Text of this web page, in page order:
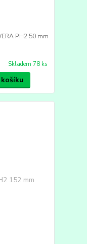
PH2 50 mm
Skladem 78 ks